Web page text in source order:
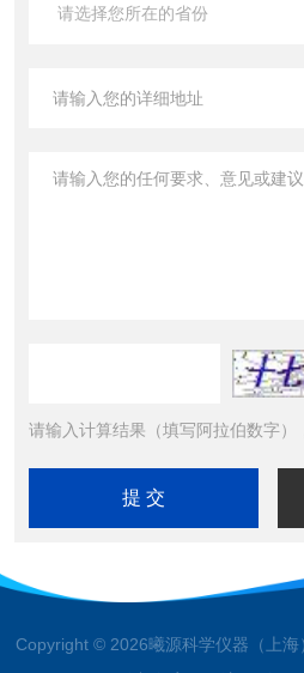
请输入计算结果（填写阿拉伯数字）
Copyright © 2026曦源科学仪器（上